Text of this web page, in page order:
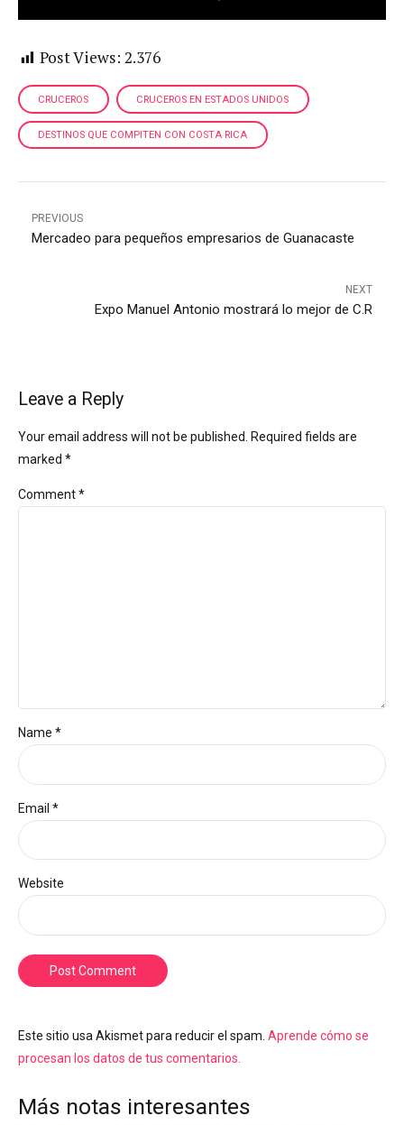
Post Views: 2.376
CRUCEROS CRUCEROS EN ESTADOS UNIDOS
DESTINOS QUE COMPITEN CON COSTA RICA
PREVIOUS
Mercadeo para pequeños empresarios de Guanacaste
NEXT
Expo Manuel Antonio mostrará lo mejor de C.R
Leave a Reply
Your email address will not be published. Required fields are
marked *
Comment*
Name *
Email *
Website
Post Comment
Este sitio usa Akismet para reducir el spam. Aprende cómo se
procesan los datos de tus comentarios.
Más notas interesantes